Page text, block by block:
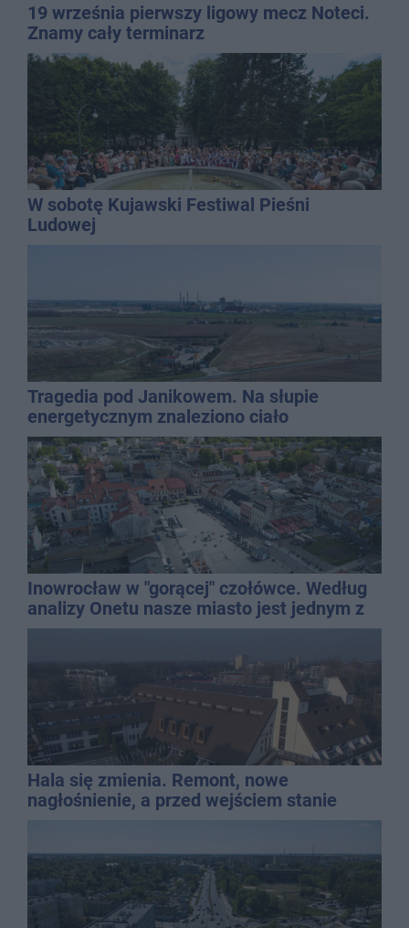
19 września pierwszy ligowy mecz Noteci.
Znamy cały terminarz
W sobotę Kujawski Festiwal Pieśni
Ludowej
Tragedia pod Janikowem. Na słupie
energetycznym znaleziono ciało
mężczyzny
Inowrocław w "gorącej" czołówce. Według
analizy Onetu nasze miasto jest jednym z
najbardziej narażonych na upały
Hala się zmienia. Remont, nowe
nagłośnienie, a przed wejściem stanie